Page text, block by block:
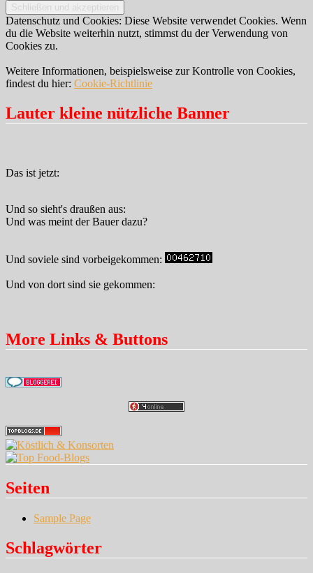
Datenschutz und Cookies: Diese Website verwendet Cookies. Wenn
du die Website weiterhin nutzt, stimmst du der Verwendung von
Cookies zu.
Weitere Informationen, beispielsweise zur Kontrolle von Cookies,
findest du hier: Cookie-Richtlinie
Lauter kleine nützliche Banner
Das ist jetzt:
Und so sieht's draußen aus:
Und was meint der Bauer dazu?
Und soviele sind vorbeigekommen:
Und von dort sind sie gekommen:
More Links & Buttons
Seiten
Sample Page
Schlagwörter